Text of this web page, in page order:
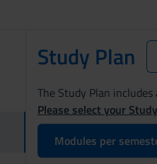
Study Plan
The Study Plan
Please select your
Modules per